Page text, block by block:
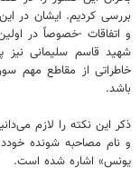
بررسی کردیم. ایشان در
و اتفاقات -خصوصاً در
شهید قاسم سلیمانی نیز
خاطراتی از مقاطع مهم
باشد.
ذکر این نکته را لازم
و نام مصاحبه شونده
یونس» اشاره شده است.